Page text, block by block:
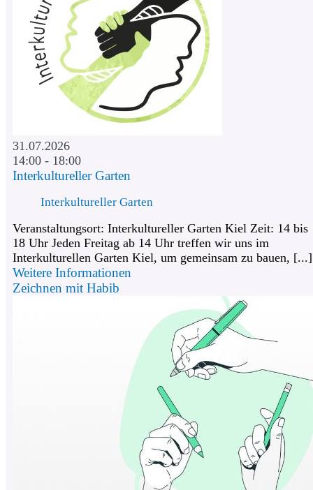
31.07.2026
14:00 - 18:00
Interkultureller Garten
Interkultureller Garten
Veranstaltungsort: Interkultureller Garten Kiel Zeit: 14 bis
18 Uhr Jeden Freitag ab 14 Uhr treffen wir uns im
Interkulturellen Garten Kiel, um gemeinsam zu bauen, [...]
Weitere Informationen
Zeichnen mit Habib